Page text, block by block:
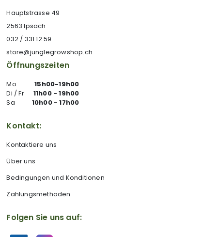
Hauptstrasse 49
2563 Ipsach
032 / 331 12 59
store@junglegrowshop.ch
Öffnungszeiten
Mo
15h00-19h00
Di / Fr
11h00 - 19h00
Sa
10h00 - 17h00
Kontakt:
Kontaktiere uns
Über uns
Bedingungen und Konditionen
Zahlungsmethoden
Folgen Sie uns auf: